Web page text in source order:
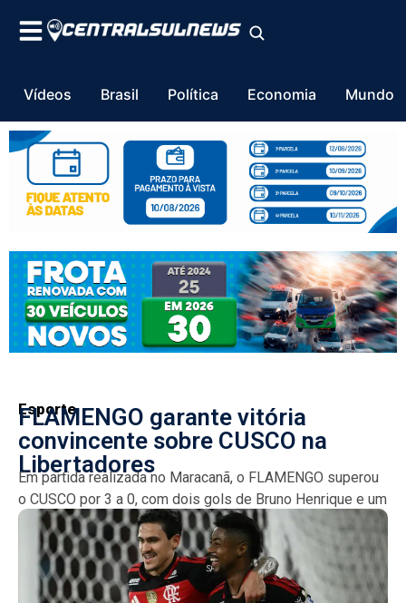
Vídeos Brasil Política Economia Mundo
Esporte
FLAMENGO garante vitória
convincente sobre CUSCO na
Libertadores
Em partida realizada no Maracanã, o FLAMENGO superou
o CUSCO por 3 a 0, com dois gols de Bruno Henrique e um
de Lucas Paquetá....